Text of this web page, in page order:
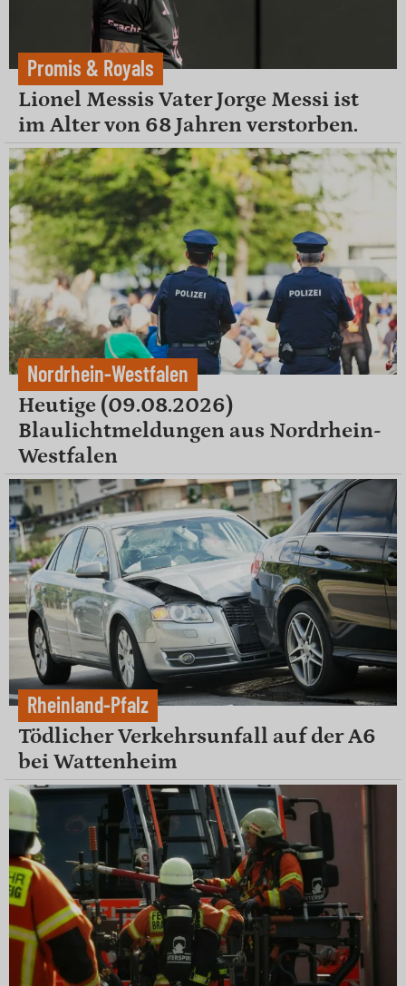
Promis & Royals
Lionel Messis Vater Jorge Messi ist
im Alter von 68 Jahren verstorben.
Nordrhein-Westfalen
Heutige (09.08.2026)
Blaulichtmeldungen aus Nordrhein-
Westfalen
Rheinland-Pfalz
Tödlicher Verkehrsunfall auf der A6
bei Wattenheim